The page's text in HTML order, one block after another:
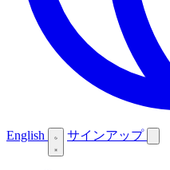
English サインアップ